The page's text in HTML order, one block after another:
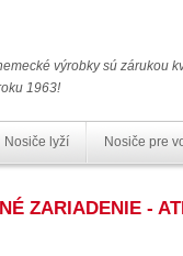
výrobky sú zárukou
1963!
Nosiče lyží Nosiče pre
ZARIADENIE -